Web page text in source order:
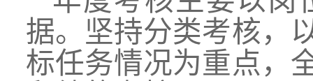
据。坚持分类考核，
标任务情况为重点，